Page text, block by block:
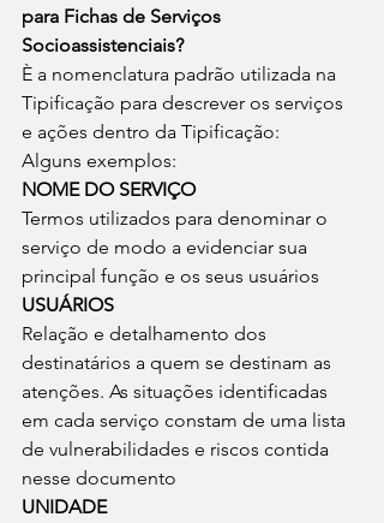
para Fichas de Serviços
Socioassistenciais?
È a nomenclatura padrão utilizada na
Tipificação para descrever os serviços
e ações dentro da Tipificação:
Alguns exemplos:
NOME DO SERVIÇO
Termos utilizados para denominar o
serviço de modo a evidenciar sua
principal função e os seus usuários
USUÁRIOS
Relação e detalhamento dos
destinatários a quem se destinam as
atenções. As situações identificadas
em cada serviço constam de uma lista
de vulnerabilidades e riscos contida
nesse documento
UNIDADE